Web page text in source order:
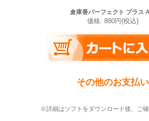
倉庫番パーフェクト プラス
価格: 880円(税込)
その他のお支払い
※詳細はソフトをダウンロード後、ご確